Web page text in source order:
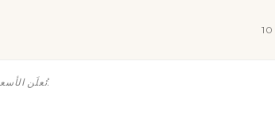
تُعلَن الأسعار عند الاستفسار. ويتطلّب الحجز عربون حجز قابلاً للاسترداد، يُحفَظ بضمان بنكي إسباني حتى التسليم.